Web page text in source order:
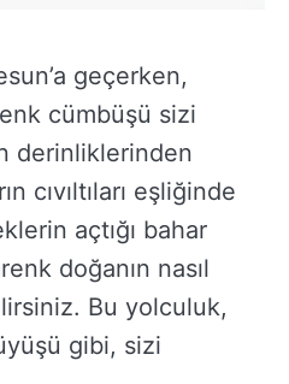
geçerken,
cümbüşü sizi
derinliklerinden
cıvıltıları eşliğinde
açtığı bahar
doğanın nasıl
Bu yolculuk,
gibi, sizi